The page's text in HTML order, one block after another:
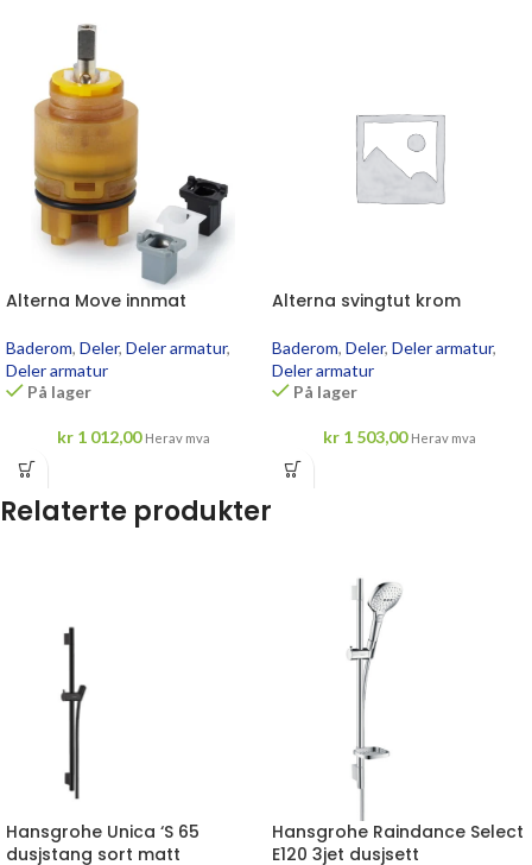
Alterna Move innmat
Baderom, Deler, Deler armatur,
Deler armatur
På lager
kr1 012,00 Herav mva
Alterna svingtut krom
Baderom, Deler, Deler armatur,
Deler armatur
På lager
kr1 503,00 Herav mva
Relaterte produkter
Hansgrohe Unica ‘S 65
dusjstang sort matt
Hansgrohe Raindance Select
E120 3jet dusjsett